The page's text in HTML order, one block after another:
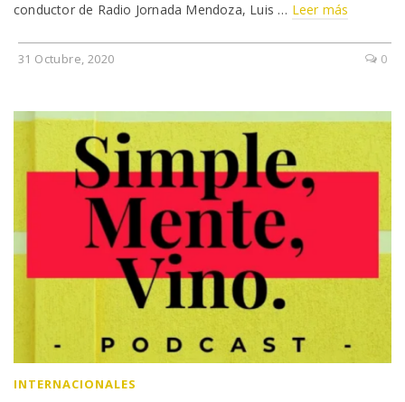
conductor de Radio Jornada Mendoza, Luis … Leer más
31 Octubre, 2020 0
INTERNACIONALES